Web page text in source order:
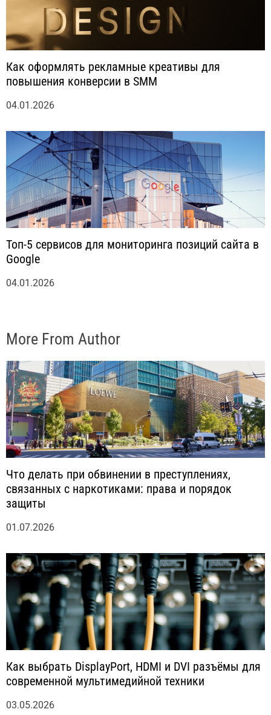
Как оформлять рекламные креативы для
повышения конверсии в SMM
04.01.2026
Топ-5 сервисов для мониторинга позиций сайта в
Google
04.01.2026
More From Author
Что делать при обвинении в преступлениях,
связанных с наркотиками: права и порядок
защиты
01.07.2026
Как выбрать DisplayPort, HDMI и DVI разъёмы для
современной мультимедийной техники
03.05.2026